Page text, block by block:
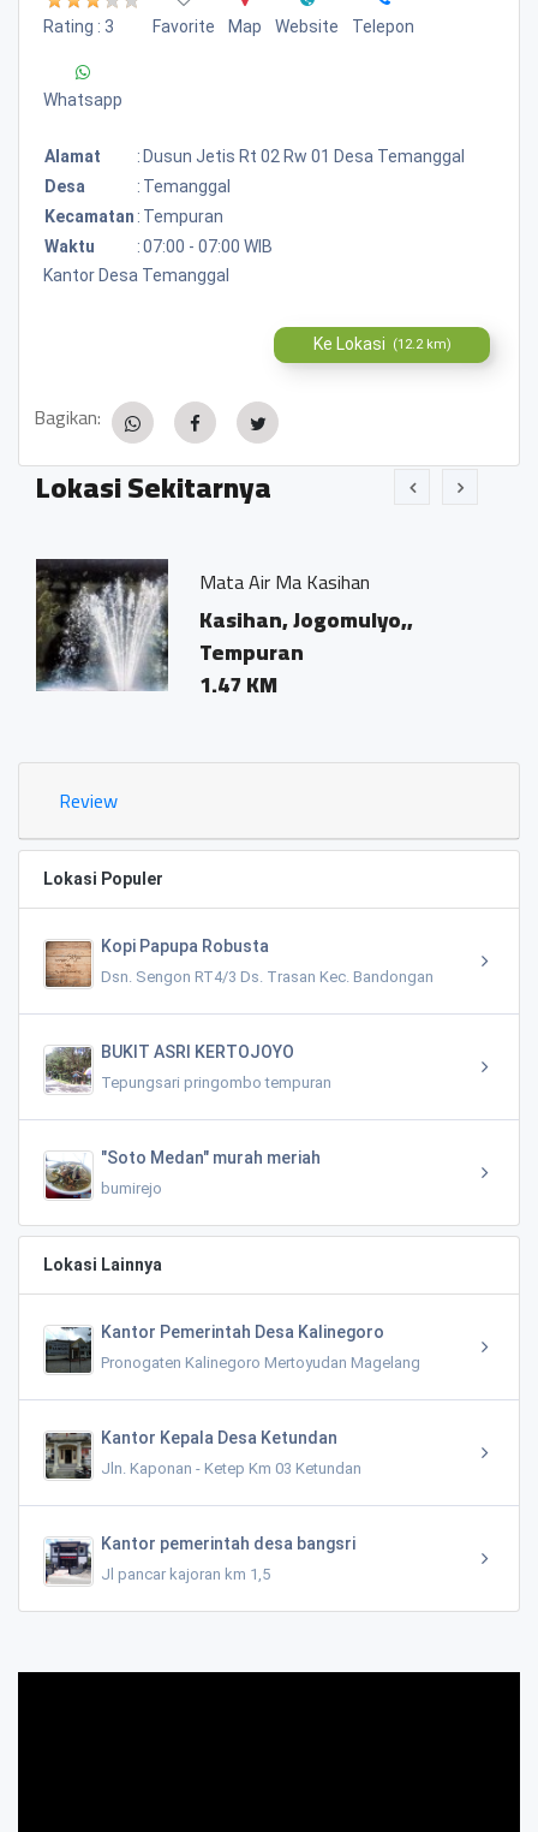
Rating : 3 Favorite Map Website Telepon
Whatsapp
Alamat : Dusun Jetis Rt 02 Rw 01 Desa Temanggal
Desa
: Temanggal
Kecamatan : Tempuran
Waktu
:07:00 - 07:00 WIB
Kantor Desa Temanggal
Ke Lokasi (12.2 km)
Bagikan:
Lokasi Sekitarnya
Mata Air Ma Kasihan
Kasihan, Jogomulyo,,
Tempuran
1.47 KM
Review
Lokasi Populer
Kopi Papupa Robusta
Dsn. Sengon RT4/3 Ds. Trasan Kec. Bandongan
BUKIT ASRI KERTOJOYO
Tepungsari pringombo tempuran
"Soto Medan" murah meriah
bumirejo
Lokasi Lainnya
Kantor Pemerintah Desa Kalinegoro
Pronogaten Kalinegoro Mertoyudan Magelang
Kantor Kepala Desa Ketundan
Jln. Kaponan - Ketep Km 03 Ketundan
Kantor pemerintah desa bangsri
Jl pancar kajoran km 1,5